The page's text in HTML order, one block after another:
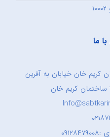
ما
کریم خان خیابان به آفرین